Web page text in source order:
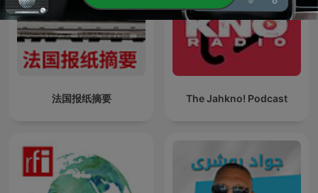
法国报纸摘要 The Jahkno! Podcast